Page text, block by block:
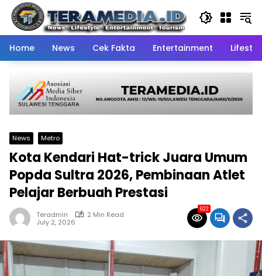
Skip
content
Home
News Cek Fakta Entertainment
News Metro
Kota Kendari Hat-trick Juara Umum
Popda Sultra 2026, Pembinaan Atlet
Pelajar Berbuah Prestasi
Teradmin
2 Min Read
July 2, 2026
622